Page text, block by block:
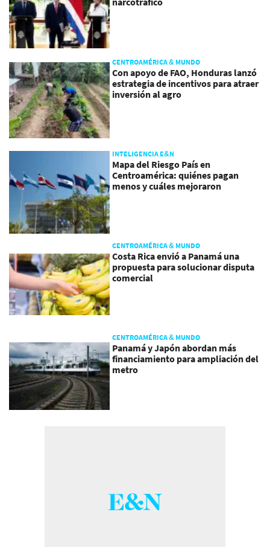
CENTROAMÉRICA & MUNDO
Con apoyo de FAO, Honduras lanzó
estrategia de incentivos para atraer
inversión al agro
INTELIGENCIA E&N
Mapa del Riesgo País en
Centroamérica: quiénes pagan
menos y cuáles mejoraron
CENTROAMÉRICA & MUNDO
Costa Rica envió a Panamá una
propuesta para solucionar disputa
comercial
CENTROAMÉRICA & MUNDO
Panamá y Japón abordan más
financiamiento para ampliación del
metro